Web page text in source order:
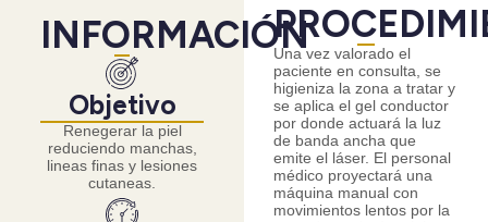
INFORMACIÓN
Objetivo
Renegerar la piel
reduciendo manchas,
lineas finas y lesiones
cutaneas.
Una vez valorado el
paciente en consulta, se
higieniza la zona a tratar y
se aplica el gel conductor
por donde actuará la luz
de banda ancha que
emite el láser. El personal
médico proyectará una
máquina manual con
movimientos lentos por la